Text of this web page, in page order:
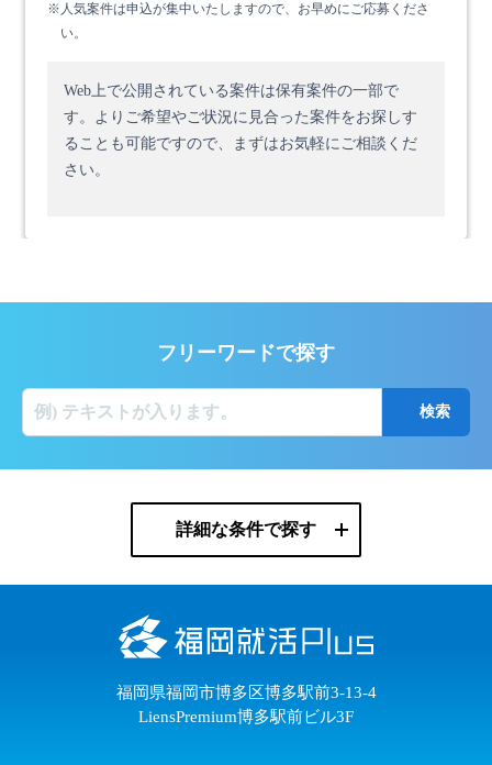
※人気案件は申込が集中いたしますので、お早めにご応募くださ
い。
Web上で公開されている案件は保有案件の一部で
す。 よりご希望やご状況に見合った案件をお探しす
ることも可能ですので、まずはお気軽にご相談くだ
さい。
フリーワードで探す
詳細な条件で探す
福岡県福岡市博多区博多駅前3-13-4
LiensPremium博多駅前ビル3F